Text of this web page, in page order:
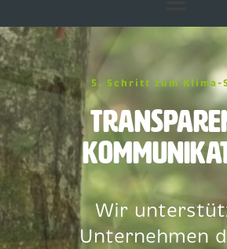
5. Schritt zum Klima-
Wir
Unternehmen